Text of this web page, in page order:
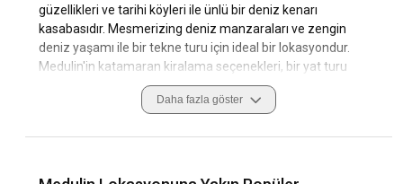
güzellikleri ve tarihi köyleri ile ünlü bir deniz kenarı
kasabasıdır. Mesmerizing deniz manzaraları ve zengin
deniz yaşamı ile bir tekne turu için ideal bir lokasyondur.
Medulin'in katamaran kiralama seçenekleri, bir yat turu
sırasında özgürlüğün ve lüksün tadını çıkarmanızı sağlar. Bu
değerlendirmede, Medulin hakkında genel bilgi, seyahat
çıkarmanın harika yollarını bulacaksınız.
Tarihi kalıntıları, doğal güzellikleri, yelken turu olanakları ve
Daha fazla göster